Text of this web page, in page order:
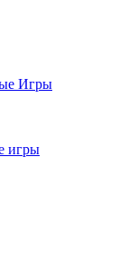
Игры
игры